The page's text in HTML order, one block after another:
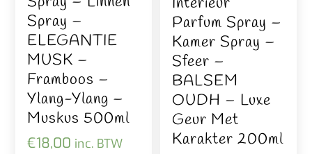
Spray –
ELEGANTIE
MUSK –
Framboos –
Ylang-Ylang –
Muskus 500ml
€18,00 inc. BTW
Parfum Spray –
Kamer Spray –
Sfeer –
BALSEM
OUDH – Luxe
Geur Met
Karakter 200ml